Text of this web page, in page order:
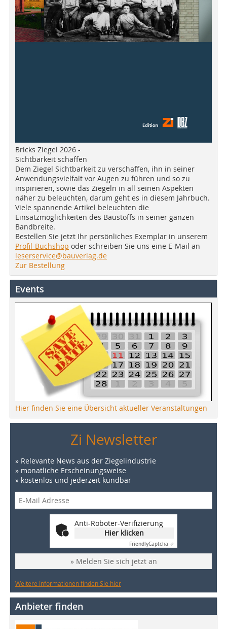
Bricks Ziegel 2026 -
Sichtbarkeit schaffen
Dem Ziegel Sichtbarkeit zu verschaffen, ihn in seiner
Anwendungsvielfalt vor Augen zu führen und so zu
inspirieren, sowie das Ziegeln in all seinen Aspekten
näher zu beleuchten, darum geht es in diesem Jahrbuch.
Viele spannende Artikel beleuchten die
Einsatzmöglichkeiten des Baustoffs in seiner ganzen
Bandbreite.
Bestellen Sie jetzt Ihr persönliches Exemplar in unserem
Profil-Buchshop oder schreiben Sie uns eine E-Mail an
leserservice@bauverlag.de
Zur Bestellung
Events
Hier finden Sie eine Übersicht aktueller Veranstaltungen
Zi Newsletter
» Relevante News aus der Ziegelindustrie
» monatliche Erscheinungsweise
» kostenlos und jederzeit kündbar
Anti-Roboter-Verifizierung
Hier klicken
FriendlyCaptcha ⇗
» Melden Sie sich jetzt an
Weitere Informationen finden Sie hier
Anbieter finden